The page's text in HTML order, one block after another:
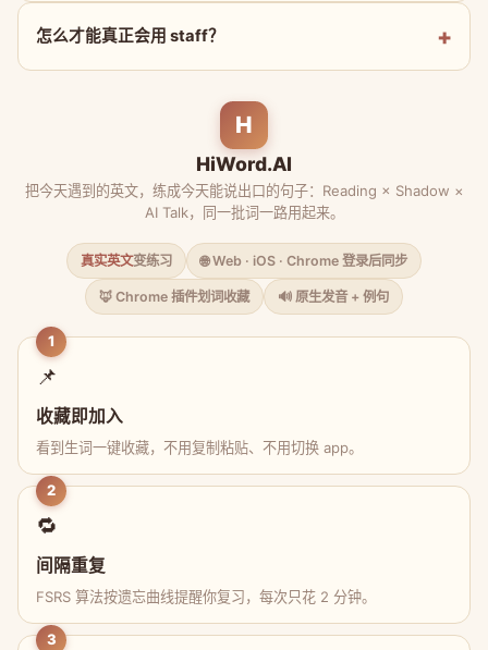
怎么才能真正会用 staff？
H
HiWord.AI
把今天遇到的英文，练成今天能说出口的句子：Reading × Shadow ×
AI Talk，同一批词一路用起来。
真实英文变练习 🌐 Web · iOS · Chrome 登录后同步
🦊 Chrome 插件划词收藏 🔊 原生发音 + 例句
1
📌
收藏即加入
看到生词一键收藏，不用复制粘贴、不用切换 app。
2
🔁
间隔重复
FSRS 算法按遗忘曲线提醒你复习，每次只花 2 分钟。
3